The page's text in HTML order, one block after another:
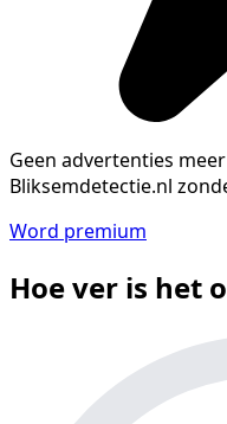
Geen advertenties
Bliksemdetectie.nl
Word premium
Hoe ver is het